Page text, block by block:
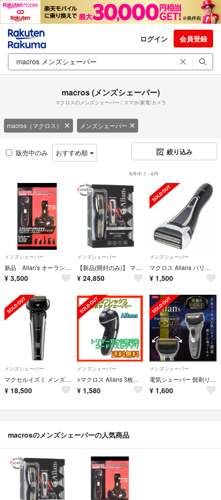
ログイン 会員登録
macros (メンズシェーバー)
マクロスのメンズシェーバー / スマホ/家電/カメラ
macros（マクロス） メンズシェーバー
販売中のみ おすすめ順 絞り込み
6件中 1 - 6件
メンズシェーバー
新品 Allan's オーランズ メンズグルーミング５ バリカン 鼻毛カッター
¥ 3,500
メンズシェーバー
【新品(開封のみ)】 マクロス メンズグルーミング パーフェクトワン Allans MEBM-55
¥ 24,850
メンズシェーバー
マクロス Allans バリカン 電動 2枚刃 防水 コードレス 充電式 スリム
¥ 1,500
メンズシェーバー
マクセルイズミ メンズシェーバー 充電・交流式 6枚刃 IZF-V9
¥ 18,500
メンズシェーバー
○マクロス Allans 3枚刃フレックスピボットシェーバー コードレス
¥ 1,580
メンズシェーバー
電気シェーバー 髭剃り 首振り2枚刃
¥ 1,600
macrosのメンズシェーバーの人気商品